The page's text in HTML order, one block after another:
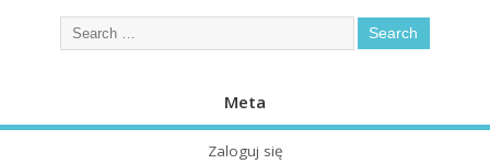
Meta
Zaloguj się